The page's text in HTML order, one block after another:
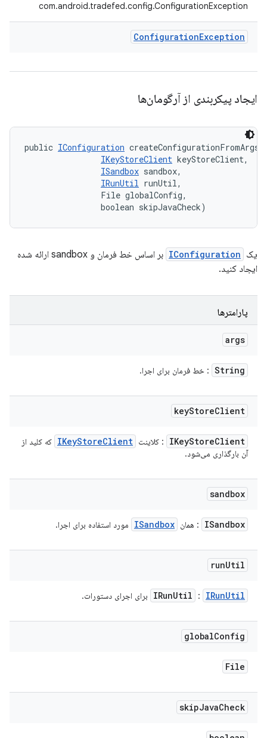
com.android.tradefed.config.ConfigurationException
ConfigurationException
ایجاد پیکربندی از آرگومان‌ها
public IConfiguration
IKeyStoreClient keyStoreClient,
ISandbox sandbox,
IRunUtil runUtil,
                File globalConfig,
                boolean skipJavaCheck)
یک IConfiguration
بر اساس خط فرمان و sandbox ارائه شده
ایجاد کنید.
پارامترها
args
String : خط فرمان برای اجرا.
keyStoreClient
IKeyStoreClient : کلاینت IKeyStoreClient
که کلید از
آن بارگذاری می‌شود.
sandbox
ISandbox : همان ISandbox مورد استفاده برای اجرا.
runUtil
IRunUtil : IRunUtil برای اجرای دستورات.
globalConfig
File
skipJavaCheck